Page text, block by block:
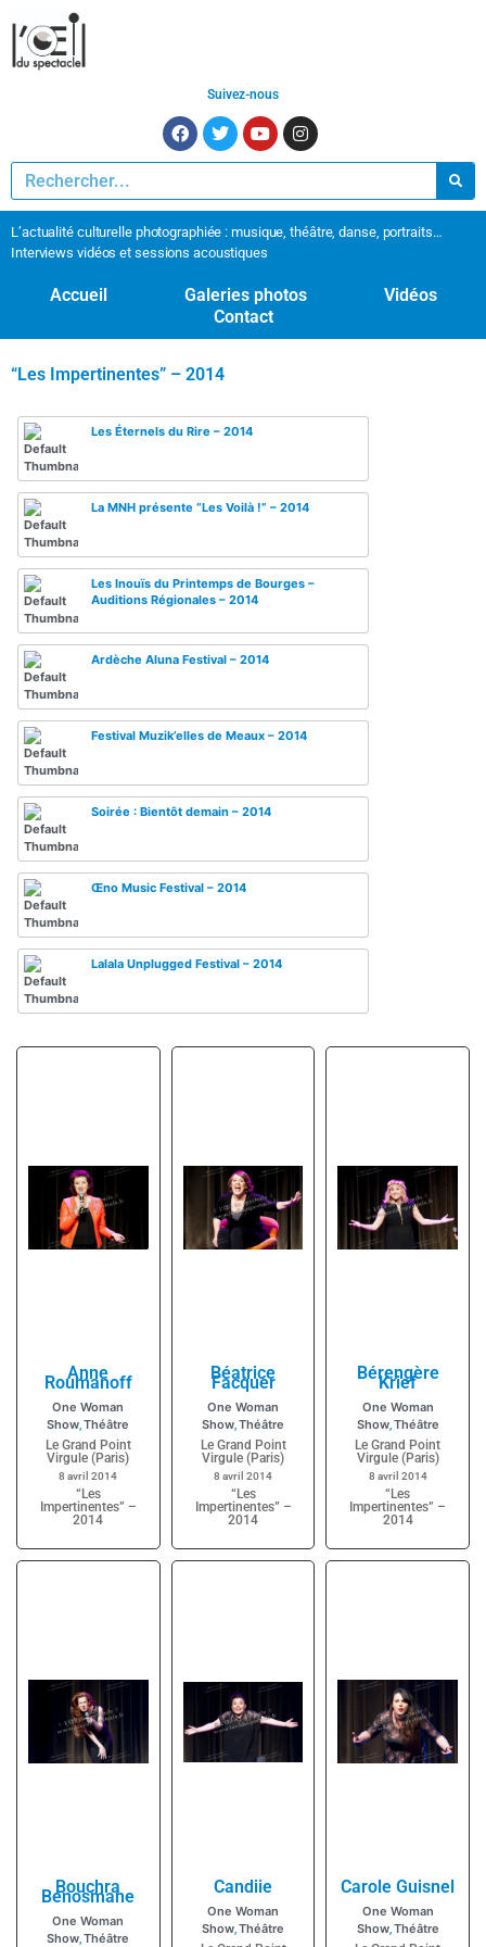
Suivez-nous
L’actualité culturelle photographiée : musique, théâtre, danse, portraits…
Interviews vidéos et sessions acoustiques
Accueil Galeries photos
Vidéos
Contact
“Les Impertinentes” – 2014
Les Éternels du Rire – 2014
La MNH présente “Les Voilà !” – 2014
Les Inouïs du Printemps de Bourges –
Auditions Régionales – 2014
Ardèche Aluna Festival – 2014
Festival Muzik’elles de Meaux – 2014
Soirée : Bientôt demain – 2014
Œno Music Festival – 2014
Lalala Unplugged Festival – 2014
Anne
Roumanoff
One Woman
Show,Théâtre
Le Grand Point
Virgule (Paris)
8 avril 2014
“Les
Impertinentes” –
2014
Béatrice
Facquer
One Woman
Show,Théâtre
Le Grand Point
Virgule (Paris)
8 avril 2014
“Les
Impertinentes” –
2014
Bérengère
Krief
One Woman
Show,Théâtre
Le Grand Point
Virgule (Paris)
8 avril 2014
“Les
Impertinentes” –
2014
Bouchra
Benosmane
One Woman
Show,Théâtre
Candiie
One Woman
Show,Théâtre
Carole Guisnel
One Woman
Show,Théâtre